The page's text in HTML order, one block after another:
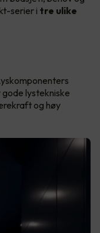
serier i tre ulike
lystekniske
og høy